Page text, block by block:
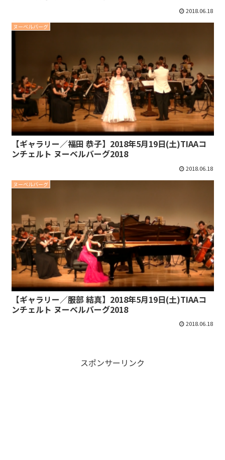
2018.06.18
ヌーベルバーグ
【ギャラリー／福田 恭子】2018年5月19日(土)TIAAコ
ンチェルト ヌーベルバーグ2018
2018.06.18
ヌーベルバーグ
【ギャラリー／服部 結真】2018年5月19日(土)TIAAコ
ンチェルト ヌーベルバーグ2018
2018.06.18
スポンサーリンク